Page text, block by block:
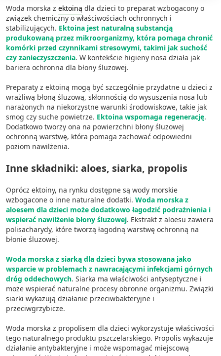
Woda morska z ektoiną dla dzieci to preparat wzbogacony o
związek chemiczny o właściwościach ochronnych i
stabilizujących. Ektoina jest naturalną substancją
produkowaną przez mikroorganizmy, która pomaga chronić
komórki przed czynnikami stresowymi, takimi jak suchość
czy zanieczyszczenia. W kontekście higieny nosa działa jak
bariera ochronna dla błony śluzowej.
Preparaty z ektoiną mogą być szczególnie przydatne u dzieci z
wrażliwą błoną śluzową, skłonnością do wysuszenia nosa lub
narażonych na niekorzystne warunki środowiskowe, takie jak
smog czy suche powietrze. Ektoina wspomaga regenerację.
Dodatkowo tworzy ona na powierzchni błony śluzowej
ochronną warstwę, która pomaga zachować odpowiedni
poziom nawilżenia.
Inne składniki: aloes, siarka, propolis
Oprócz ektoiny, na rynku dostępne są wody morskie
wzbogacone o inne naturalne dodatki. Woda morska z
aloesem dla dzieci może dodatkowo łagodzić podrażnienia i
wspierać nawilżenie błony śluzowej. Ekstrakt z aloesu zawiera
polisacharydy, które tworzą łagodną warstwę ochronną na
błonie śluzowej.
Woda morska z siarką dla dzieci bywa stosowana jako
wsparcie w problemach z nawracającymi infekcjami górnych
dróg oddechowych. Siarka ma właściwości antyseptyczne i
może wspierać naturalne procesy obronne organizmu. Związki
siarki wykazują działanie przeciwbakteryjne i
przeciwgrzybicze.
Woda morska z propolisem dla dzieci wykorzystuje właściwości
tego naturalnego produktu pszczelarskiego. Propolis wykazuje
działanie antybakteryjne i może wspomagać miejscową
Cele przetwarzania IAB:
Przechowywanie informacji na urządzeniu
lub dostęp do nich
Wykorzystywanie ograniczonych danych do
wyboru reklam
spersonalizowanych reklam
Wykorzystanie profili do wyboru
spersonalizowanych reklam
Tworzenie profili w celu personalizacji treści
spersonalizowanych treści
Pomiar efektywności treści
Rozumienie odbiorców dzięki statystyce lub
kombinacji danych z różnych źródeł
Wykorzystywanie ograniczonych danych do
wyboru treści
Funkcje specjalne IAB:
Użycie dokładnych danych
Identyfikowanie urządzeń na podstawie
aktywnie żądanych informacji